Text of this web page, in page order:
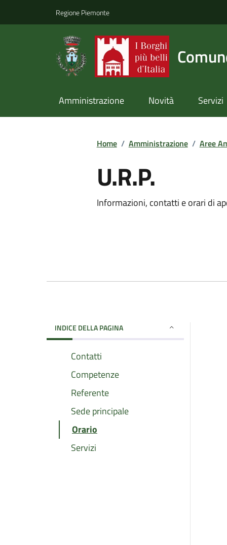
Regione Piemonte
Amministrazione Novità Servizi
Home / Amministrazione / Aree
U.R.P.
Informazioni, contatti e orari di
INDICE DELLA PAGINA
Contatti
Competenze
Referente
Sede principale
Orario
Servizi